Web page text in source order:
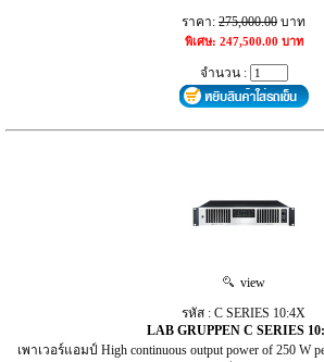
ราคา: 275,000.00 บาท
พิเศษ: 247,500.00 บาท
จำนวน :
view
รหัส : C SERIES 10:4X
LAB GRUPPEN C SERIES
เพาเวอร์แอมป์ High continuous output power of 250 W